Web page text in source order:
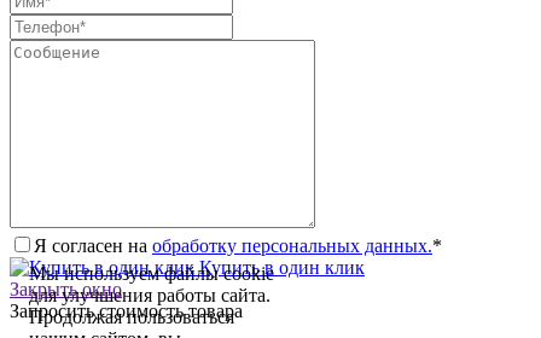
Я согласен на обработку персональных данных.*
Купить в один клик
Закрыть окно
Запросить стоимость товара
Мы используем файлы cookie
для улучшения работы сайта.
Продолжая пользоваться